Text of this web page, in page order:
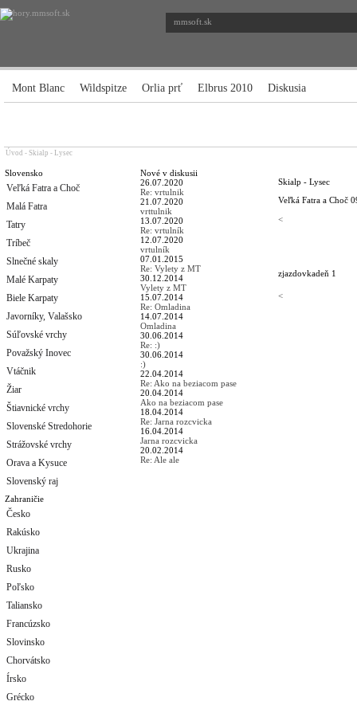
mmsoft.sk
Mont Blanc Wildspitze Orlia prť Elbrus 2010 Diskusia
Úvod - Skialp - Lysec
Slovensko
Veľká Fatra a Choč
Malá Fatra
Tatry
Tríbeč
Slnečné skaly
Malé Karpaty
Biele Karpaty
Javorníky, Valašsko
Súľovské vrchy
Považský Inovec
Vtáčnik
Žiar
Štiavnické vrchy
Slovenské Stredohorie
Strážovské vrchy
Orava a Kysuce
Slovenský raj
Zahraničie
Česko
Rakúsko
Ukrajina
Rusko
Poľsko
Taliansko
Francúzsko
Slovinsko
Chorvátsko
Írsko
Grécko
Nové v diskusii
26.07.2020
Re: vrtulnik
21.07.2020
vrttulnik
13.07.2020
Re: vrtulník
12.07.2020
vrtulník
07.01.2015
Re: Vylety z MT
30.12.2014
Vylety z MT
15.07.2014
Re: Omladina
14.07.2014
Omladina
30.06.2014
Re: :)
30.06.2014
:)
22.04.2014
Re: Ako na beziacom pase
20.04.2014
Ako na beziacom pase
18.04.2014
Re: Jarna rozcvicka
16.04.2014
Jarna rozcvicka
20.02.2014
Re: Ale ale
Skialp - Lysec
Veľká Fatra a Choč
<
zjazdovkadeň 1
<